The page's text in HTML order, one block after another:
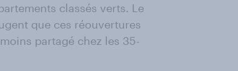
classés verts. Le
que ces réouvertures
partagé chez les 35-